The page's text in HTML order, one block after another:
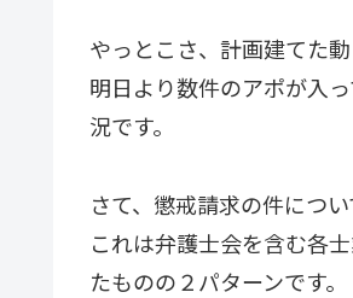
やっとこさ、計画建てた動
明日より数件のアポが入
況です。
さて、懲戒請求の件につ
これは弁護士会を含む各
たものの２パターンです。